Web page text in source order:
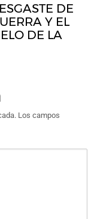
DE
Y EL
DE LA
Los campos